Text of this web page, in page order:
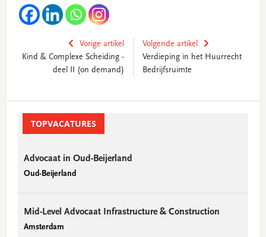
Vorige artikel
Kind & Complexe Scheiding -
deel II (on demand)
Volgende artikel
Verdieping in het Huurrecht
Bedrijfsruimte
SidebarTOPVACATURES
Advocaat in Oud-Beijerland
Oud-Beijerland
Mid-Level Advocaat Infrastructure & Construction
Amsterdam